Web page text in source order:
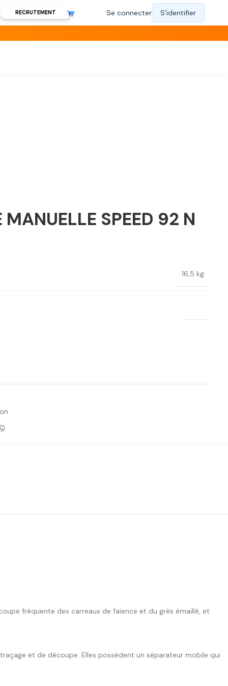
RECRUTEMENT
MANUELLE SPEED 92 N
16,5 kg
fréquente des carreaux de faïence et du grès émaillé, et
et de découpe. Elles possèdent un séparateur mobile qui